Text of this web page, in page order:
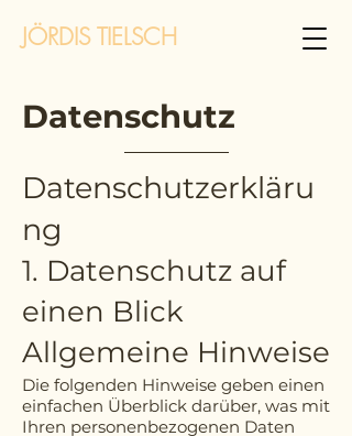
JÖRDIS TIELSCH
Datenschutz
Datenschutzerkläru
ng
1. Datenschutz auf
einen Blick
Allgemeine Hinweise
Die folgenden Hinweise geben einen
einfachen Überblick darüber, was mit
Ihren personenbezogenen Daten